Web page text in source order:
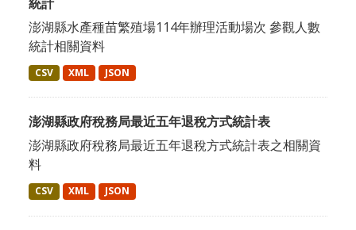
澎湖縣水產種苗繁殖場114年辦理活動場次 參觀人數
統計相關資料
CSV XML JSON
澎湖縣政府稅務局最近五年退稅方式統計表
澎湖縣政府稅務局最近五年退稅方式統計表之相關資
料
CSV XML JSON